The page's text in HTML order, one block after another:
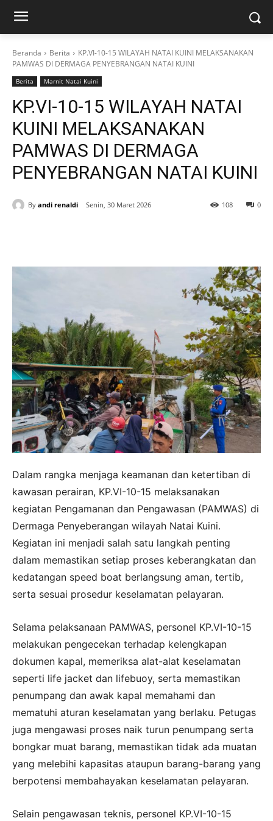
Beranda Berita
KP.VI-10-15 WILAYAH NATAI KUINI MELAKSANAKAN
PAMWAS DI DERMAGA PENYEBRANGAN NATAI KUINI
Berita Marnit Natai Kuini
KP.VI-10-15 WILAYAH NATAI
KUINI MELAKSANAKAN
PAMWAS DI DERMAGA
PENYEBRANGAN NATAI KUINI
By andi renaldi Senin, 30 Maret 2026 0
108
Dalam rangka menjaga keamanan dan ketertiban di
kawasan perairan, KP.VI-10-15 melaksanakan
kegiatan Pengamanan dan Pengawasan (PAMWAS) di
Dermaga Penyeberangan wilayah Natai Kuini.
Kegiatan ini menjadi salah satu langkah penting
dalam memastikan setiap proses keberangkatan dan
kedatangan speed boat berlangsung aman, tertib,
serta sesuai prosedur keselamatan pelayaran.
Selama pelaksanaan PAMWAS, personel KP.VI-10-15
melakukan pengecekan terhadap kelengkapan
dokumen kapal, memeriksa alat-alat keselamatan
seperti life jacket dan lifebuoy, serta memastikan
penumpang dan awak kapal memahami dan
mematuhi aturan keselamatan yang berlaku. Petugas
juga mengawasi proses naik turun penumpang serta
bongkar muat barang, memastikan tidak ada muatan
yang melebihi kapasitas ataupun barang-barang yang
berpotensi membahayakan keselamatan pelayaran.
Selain pengawasan teknis, personel KP.VI-10-15